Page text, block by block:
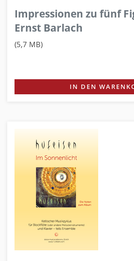
Impressionen zu fünf
Ernst Barlach
(5,7 MB)
IN DEN